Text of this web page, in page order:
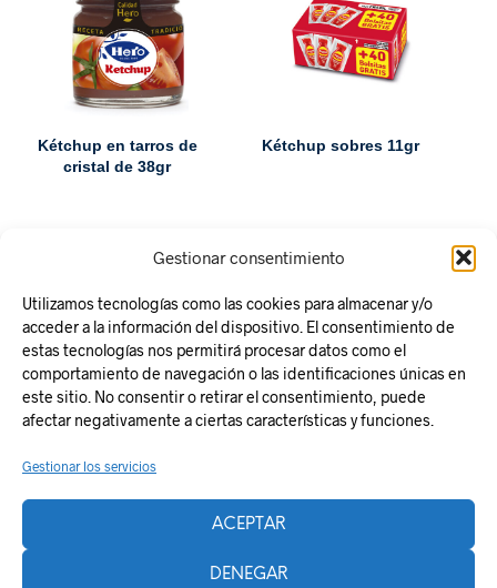
Gestionar consentimiento
Utilizamos tecnologías como las cookies para almacenar y/o
acceder a la información del dispositivo. El consentimiento de
estas tecnologías nos permitirá procesar datos como el
comportamiento de navegación o las identificaciones únicas en
este sitio. No consentir o retirar el consentimiento, puede
afectar negativamente a ciertas características y funciones.
Gestionar los servicios
ACEPTAR
DENEGAR
Kétchup en tarros de
cristal de 38gr
Kétchup sobres 11gr
Responsabilidad Social
La Zentral